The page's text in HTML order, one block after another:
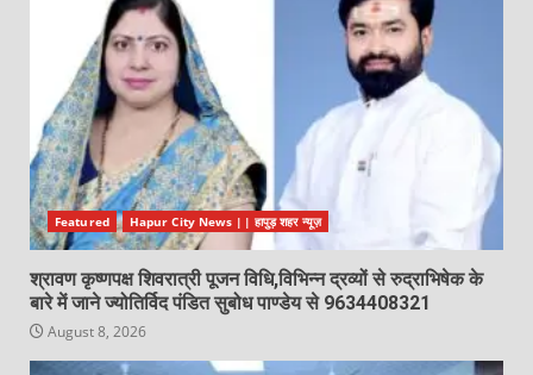
Featured Hapur City News || हापुड़ शहर न्यूज़
श्रावण कृष्णपक्ष शिवरात्री पूजन विधि,विभिन्न द्रव्यों से रुद्राभिषेक के
बारे में जाने ज्योतिर्विद पंडित सुबोध पाण्डेय से 9634408321
August 8, 2026